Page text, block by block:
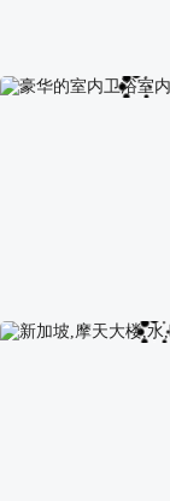
舒适小家 圆形门 书
豪华的室内卫浴室内